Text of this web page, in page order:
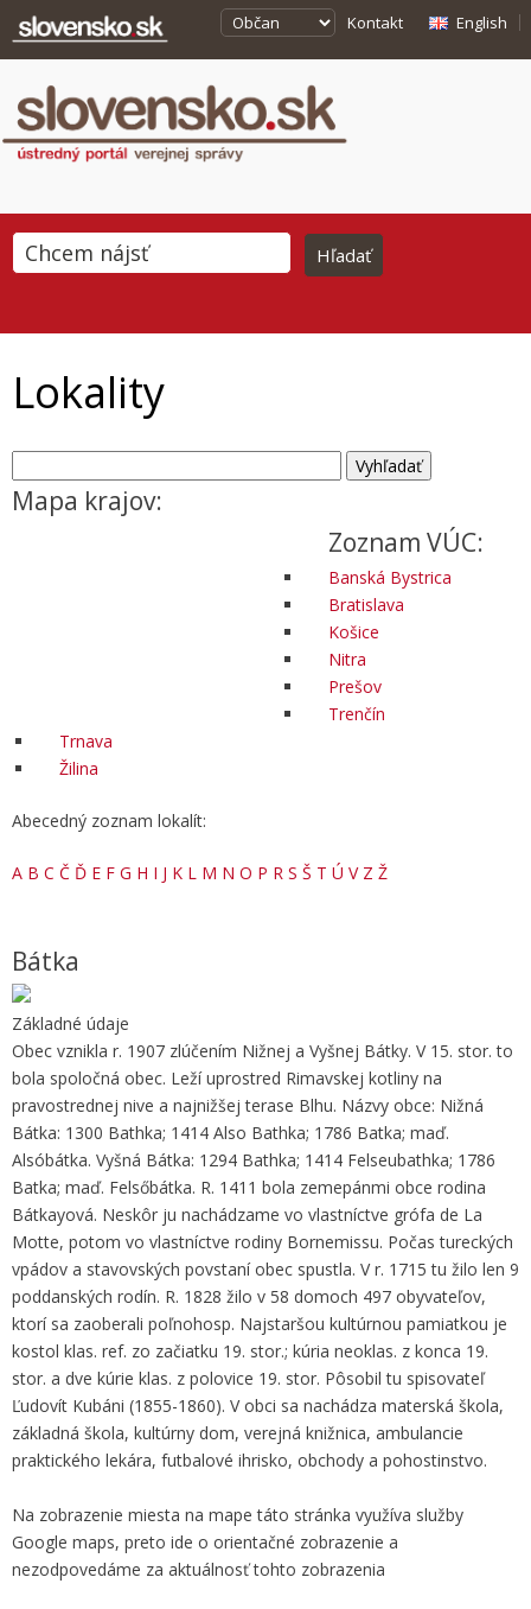
Kontakt English
Lokality
Mapa krajov:
Zoznam VÚC:
Banská Bystrica
Bratislava
Košice
Nitra
Prešov
Trenčín
Trnava
Žilina
Abecedný zoznam lokalít:
A B C Č Ď E F G H I J K L M N O P R S Š T Ú V Z Ž
Bátka
Základné údaje
Obec vznikla r. 1907 zlúčením Nižnej a Vyšnej Bátky. V 15. stor. to
bola spoločná obec. Leží uprostred Rimavskej kotliny na
pravostrednej nive a najnižšej terase Blhu. Názvy obce: Nižná
Bátka: 1300 Bathka; 1414 Also Bathka; 1786 Batka; maď.
Alsóbátka. Vyšná Bátka: 1294 Bathka; 1414 Felseubathka; 1786
Batka; maď. Felsőbátka. R. 1411 bola zemepánmi obce rodina
Bátkayová. Neskôr ju nachádzame vo vlastníctve grófa de La
Motte, potom vo vlastníctve rodiny Bornemissu. Počas tureckých
vpádov a stavovských povstaní obec spustla. V r. 1715 tu žilo len 9
poddanských rodín. R. 1828 žilo v 58 domoch 497 obyvateľov,
ktorí sa zaoberali poľnohosp. Najstaršou kultúrnou pamiatkou je
kostol klas. ref. zo začiatku 19. stor.; kúria neoklas. z konca 19.
stor. a dve kúrie klas. z polovice 19. stor. Pôsobil tu spisovateľ
Ľudovít Kubáni (1855-1860). V obci sa nachádza materská škola,
základná škola, kultúrny dom, verejná knižnica, ambulancie
praktického lekára, futbalové ihrisko, obchody a pohostinstvo.
Na zobrazenie miesta na mape táto stránka využíva služby
Google maps, preto ide o orientačné zobrazenie a
nezodpovedáme za aktuálnosť tohto zobrazenia